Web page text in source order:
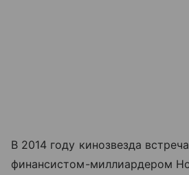
В 2014 году кинозвезда
финансистом-миллиардером